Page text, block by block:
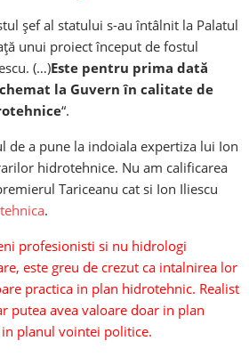
şef al statului s-au întâlnit la Palatul
unui proiect început de fostul
(…)Este pentru prima dată
la Guvern în calitate de
“.
de a pune la indoiala expertiza lui Ion
hidrotehnice. Nu am calificarea
Tariceanu cat si Ion Iliescu
.
profesionisti si nu hidrologi
este greu de crezut ca intalnirea lor
practica in plan hidrotehnic. Realist
putea avea valoare doar in plan
planul vointei politice.